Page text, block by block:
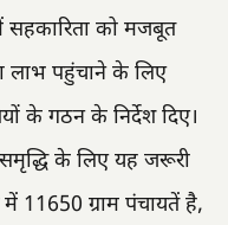
सहकारिता को मजबूत
लाभ पहुंचाने के लिए
के गठन के निर्देश दिए।
के लिए यह जरूरी
11650 ग्राम पंचायतें है,